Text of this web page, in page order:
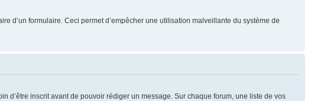
d’un formulaire. Ceci permet d’empêcher une utilisation malveillante du système de
d’être inscrit avant de pouvoir rédiger un message. Sur chaque forum, une liste de vos